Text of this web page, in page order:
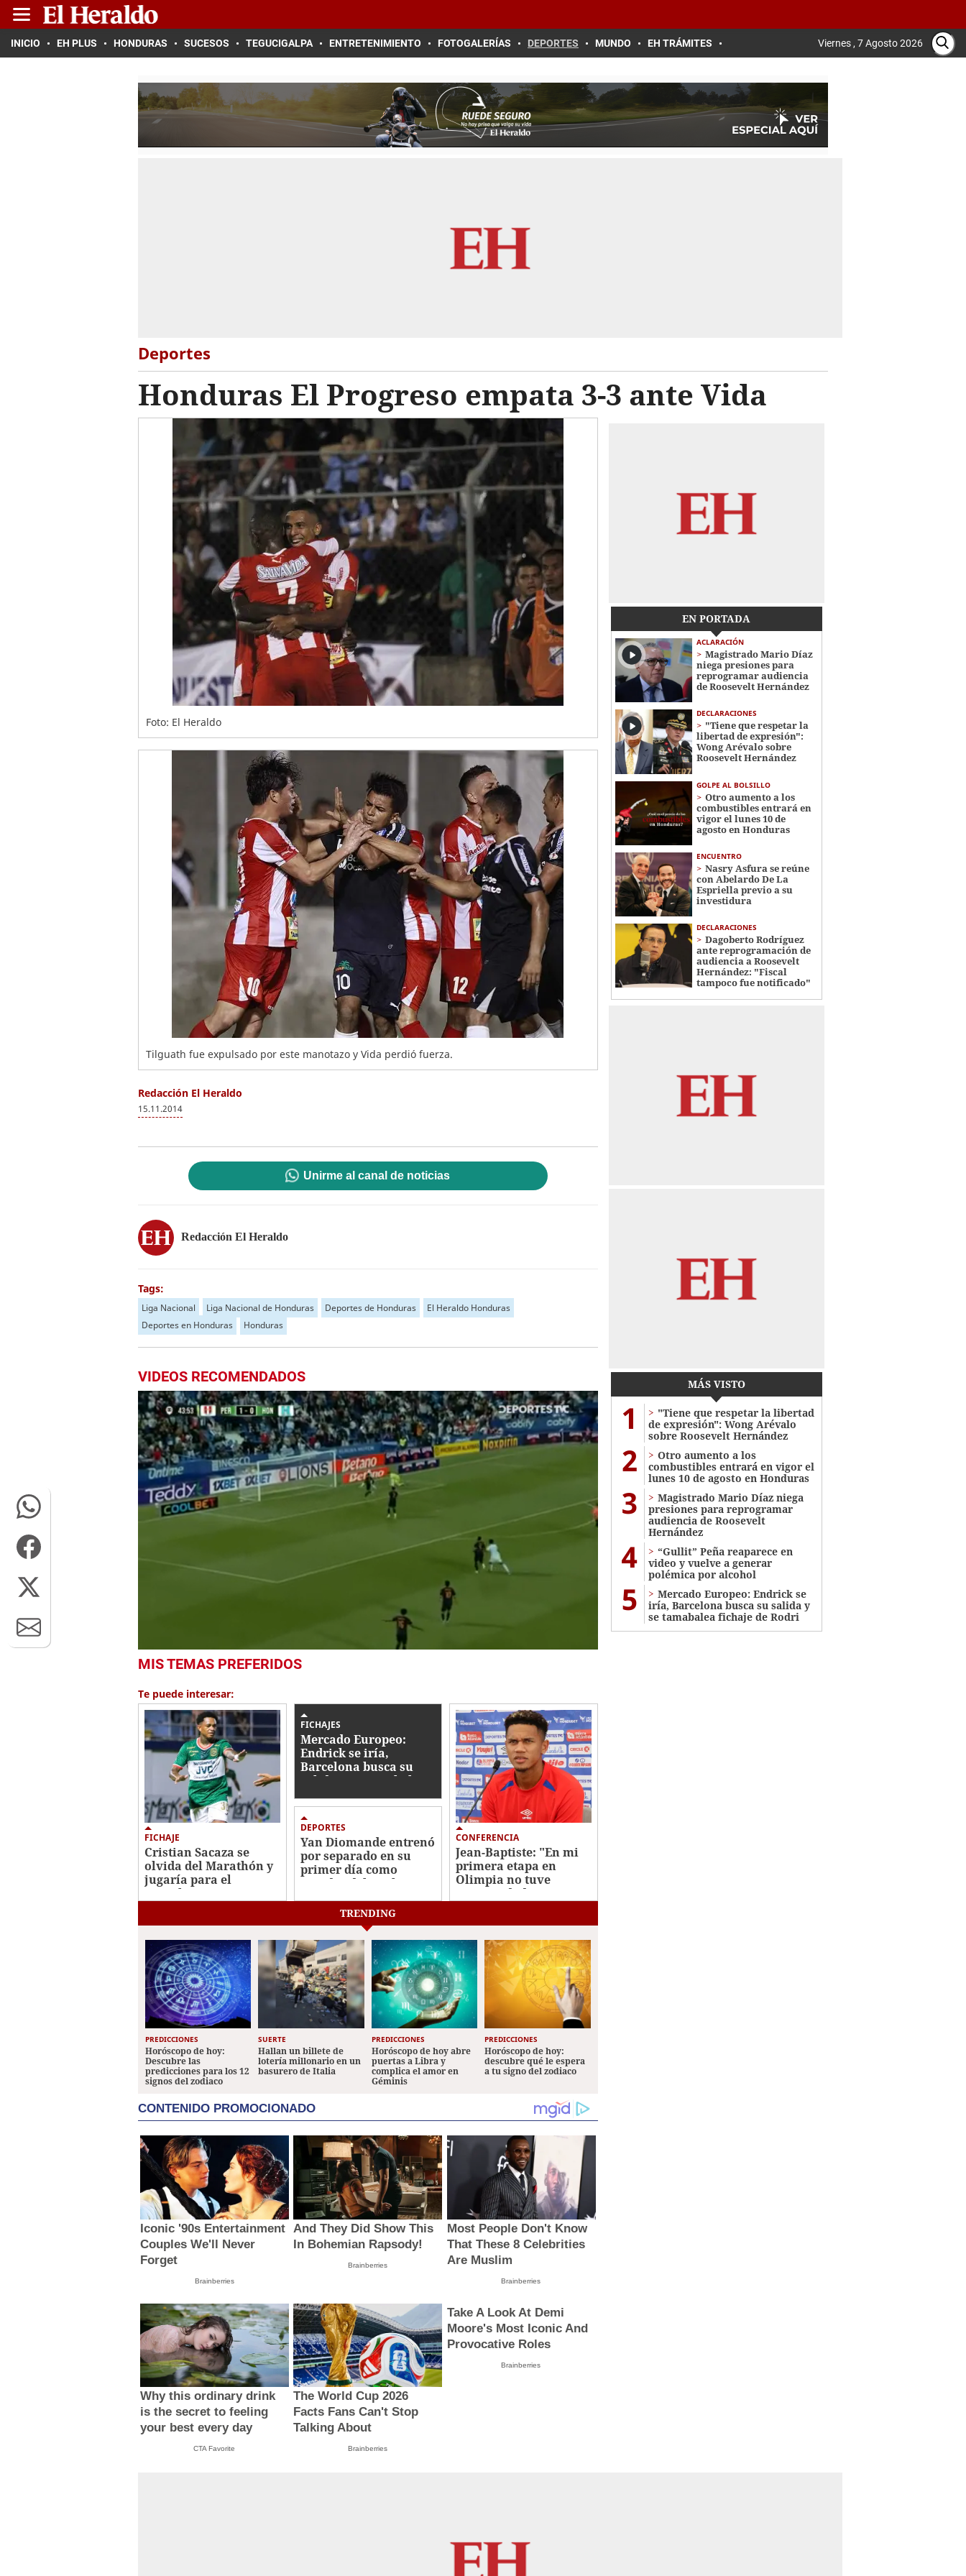
INICIO EH PLUS HONDURAS SUCESOS TEGUCIGALPA ENTRETENIMIENTO FOTOGALERÍAS DEPORTES MUNDO EH TRÁMITES Viernes , 7 Agosto 2026
Deportes
Honduras El Progreso empata 3-3 ante Vida
Foto: El Heraldo
Tilguath fue expulsado por este manotazo y Vida perdió fuerza.
Redacción El Heraldo
15.11.2014
Unirme al canal de noticias
Redacción El Heraldo
Tags:
Liga Nacional Liga Nacional de Honduras Deportes de Honduras
El Heraldo Honduras
Deportes en Honduras
Honduras
VIDEOS RECOMENDADOS
seconds
1
minute,
secondsVolume
0%
MIS TEMAS PREFERIDOS
Te puede interesar:
FICHAJE
Cristian Sacaza se
olvida del Marathón y
jugaría para el
Juticalpa FC
FICHAJES
Mercado Europeo:
Endrick se iría,
Barcelona busca su
salida y se tamabalea
DEPORTES
Yan Diomande entrenó
por separado en su
primer día como
jugador del Real
Madrid
CONFERENCIA
Jean-Baptiste: "En mi
primera etapa en
Olimpia no tuve
continuidad"
EN PORTADA
ACLARACIÓN
Magistrado Mario Díaz
niega presiones para
reprogramar audiencia
de Roosevelt Hernández
DECLARACIONES
"Tiene que respetar la
libertad de expresión":
Wong Arévalo sobre
Roosevelt Hernández
GOLPE AL BOLSILLO
Otro aumento a los
combustibles entrará en
vigor el lunes 10 de
agosto en Honduras
ENCUENTRO
Nasry Asfura se reúne
con Abelardo De La
Espriella previo a su
investidura
DECLARACIONES
Dagoberto Rodríguez
ante reprogramación de
audiencia a Roosevelt
Hernández: "Fiscal
tampoco fue notificado"
MÁS VISTO
1
"Tiene que respetar la libertad
de expresión": Wong Arévalo
sobre Roosevelt Hernández
2
Otro aumento a los
combustibles entrará en vigor el
lunes 10 de agosto en Honduras
3
Magistrado Mario Díaz niega
presiones para reprogramar
audiencia de Roosevelt
Hernández
4
“Gullit” Peña reaparece en
video y vuelve a generar
polémica por alcohol
5
Mercado Europeo: Endrick se
iría, Barcelona busca su salida y
se tamabalea fichaje de Rodri
TRENDING
PREDICCIONES
Horóscopo de hoy:
Descubre las
predicciones para los 12
signos del zodiaco
SUERTE
Hallan un billete de
lotería millonario en un
basurero de Italia
PREDICCIONES
Horóscopo de hoy abre
puertas a Libra y
complica el amor en
Géminis
PREDICCIONES
Horóscopo de hoy:
descubre qué le espera
a tu signo del zodiaco
CONTENIDO PROMOCIONADO
Iconic '90s Entertainment
Couples We'll Never
Forget
Brainberries
And They Did Show This
In Bohemian Rapsody!
Brainberries
Most People Don't Know
That These 8 Celebrities
Are Muslim
Brainberries
Why this ordinary drink
is the secret to feeling
your best every day
CTA Favorite
The World Cup 2026
Facts Fans Can't Stop
Talking About
Brainberries
Take A Look At Demi
Moore's Most Iconic And
Provocative Roles
Brainberries